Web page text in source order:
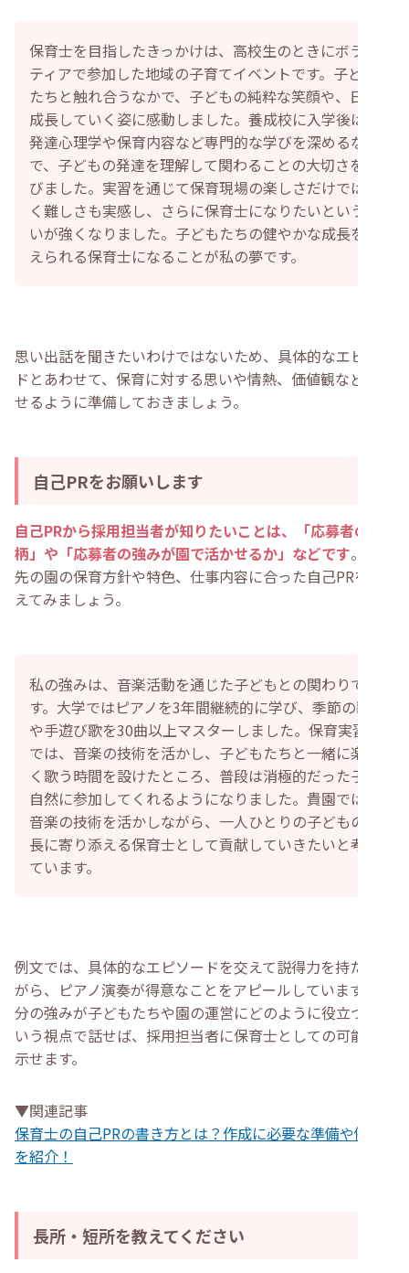
保育士を目指したきっかけは、高校生のときにボラン
ティアで参加した地域の子育てイベントです。子ども
たちと触れ合うなかで、子どもの純粋な笑顔や、日々
成長していく姿に感動しました。養成校に入学後は、
発達心理学や保育内容など専門的な学びを深めるなか
で、子どもの発達を理解して関わることの大切さを学
びました。実習を通じて保育現場の楽しさだけではな
く難しさも実感し、さらに保育士になりたいという思
いが強くなりました。子どもたちの健やかな成長を支
えられる保育士になることが私の夢です。
思い出話を聞きたいわけではないため、具体的なエピソー
ドとあわせて、保育に対する思いや情熱、価値観などを話
せるように準備しておきましょう。
自己PRをお願いします
自己PRから採用担当者が知りたいことは、「応募者の人
柄」や「応募者の強みが園で活かせるか」などです。志望
先の園の保育方針や特色、仕事内容に合った自己PRを考
えてみましょう。
私の強みは、音楽活動を通じた子どもとの関わりで
す。大学ではピアノを3年間継続的に学び、季節の歌
や手遊び歌を30曲以上マスターしました。保育実習
では、音楽の技術を活かし、子どもたちと一緒に楽し
く歌う時間を設けたところ、普段は消極的だった子も
自然に参加してくれるようになりました。貴園では、
音楽の技術を活かしながら、一人ひとりの子どもの成
長に寄り添える保育士として貢献していきたいと考え
ています。
例文では、具体的なエピソードを交えて説得力を持たせな
がら、ピアノ演奏が得意なことをアピールしています。自
分の強みが子どもたちや園の運営にどのように役立つかと
いう視点で話せば、採用担当者に保育士としての可能性を
示せます。
▼関連記事
保育士の自己PRの書き方とは？作成に必要な準備や例文
を紹介！
長所・短所を教えてください